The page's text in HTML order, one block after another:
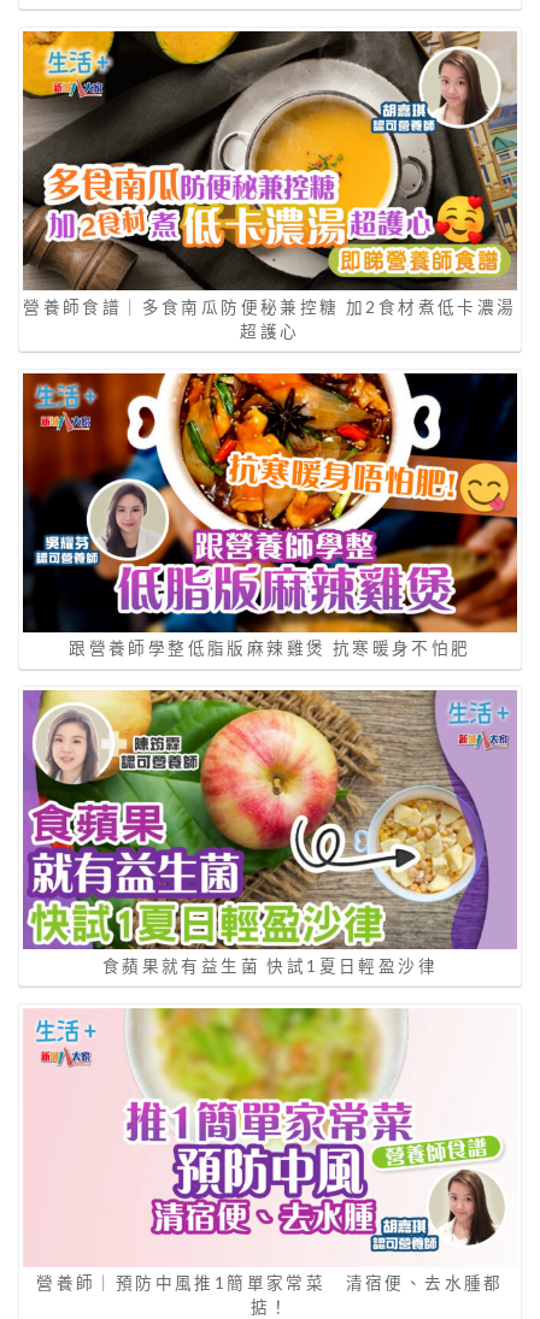
營養師食譜｜多食南瓜防便秘兼控糖 加2食材煮低卡濃湯
超護心
跟營養師學整低脂版麻辣雞煲 抗寒暖身不怕肥
食蘋果就有益生菌 快試1夏日輕盈沙律
營養師｜預防中風推1簡單家常菜 清宿便、去水腫都
掂！